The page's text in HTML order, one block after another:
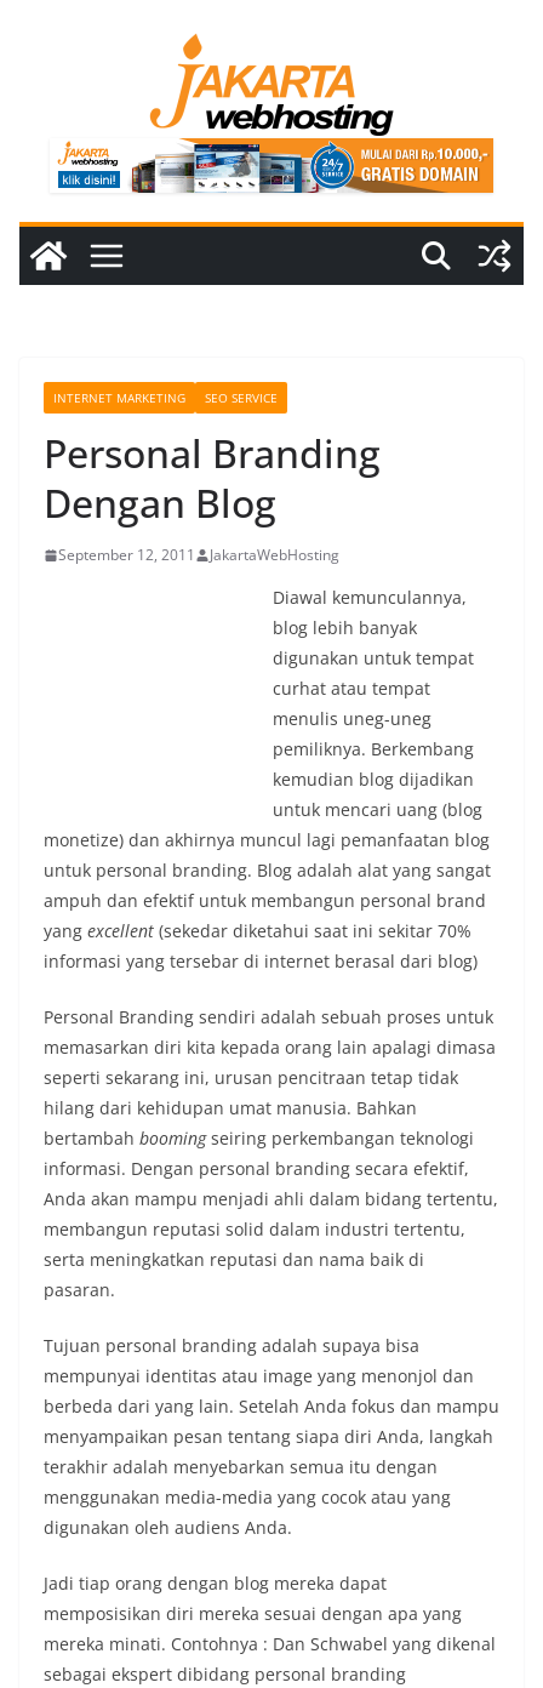
INTERNET MARKETING SEO SERVICE
Personal Branding
Dengan Blog
September 12, 2011 JakartaWebHosting
Diawal kemunculannya,
blog lebih banyak
digunakan untuk tempat
curhat atau tempat
menulis uneg-uneg
pemiliknya. Berkembang
kemudian blog dijadikan
untuk mencari uang (blog
monetize) dan akhirnya muncul lagi pemanfaatan blog
untuk personal branding. Blog adalah alat yang sangat
ampuh dan efektif untuk membangun personal brand
yang excellent (sekedar diketahui saat ini sekitar 70%
informasi yang tersebar di internet berasal dari blog)
Personal Branding sendiri adalah sebuah proses untuk
memasarkan diri kita kepada orang lain apalagi dimasa
seperti sekarang ini, urusan pencitraan tetap tidak
hilang dari kehidupan umat manusia. Bahkan
bertambah boomingseiring perkembangan teknologi
informasi. Dengan personal branding secara efektif,
Anda akan mampu menjadi ahli dalam bidang tertentu,
membangun reputasi solid dalam industri tertentu,
serta meningkatkan reputasi dan nama baik di
pasaran.
Tujuan personal branding adalah supaya bisa
mempunyai identitas atau image yang menonjol dan
berbeda dari yang lain. Setelah Anda fokus dan mampu
menyampaikan pesan tentang siapa diri Anda, langkah
terakhir adalah menyebarkan semua itu dengan
menggunakan media-media yang cocok atau yang
digunakan oleh audiens Anda.
Jadi tiap orang dengan blog mereka dapat
memposisikan diri mereka sesuai dengan apa yang
mereka minati. Contohnya : Dan Schwabel yang dikenal
sebagai ekspert dibidang personal branding